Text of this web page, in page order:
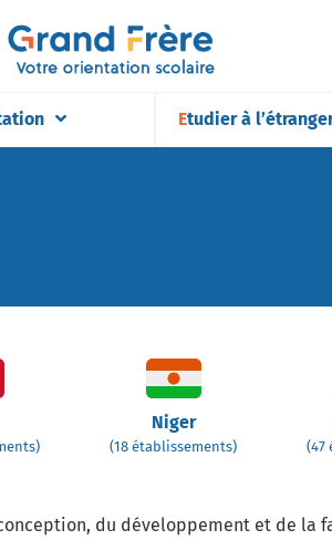
Etudier à
Niger
(18 établissements) (47
du développement et de la